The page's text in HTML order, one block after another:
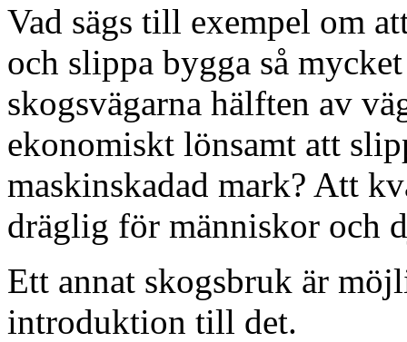
Vad sägs till exempel om
och slippa bygga så
skogsvägarna hälften av
ekonomiskt lönsamt att
maskinskadad mark? Att
dräglig för människor och
Ett annat skogsbruk är
introduktion till det.